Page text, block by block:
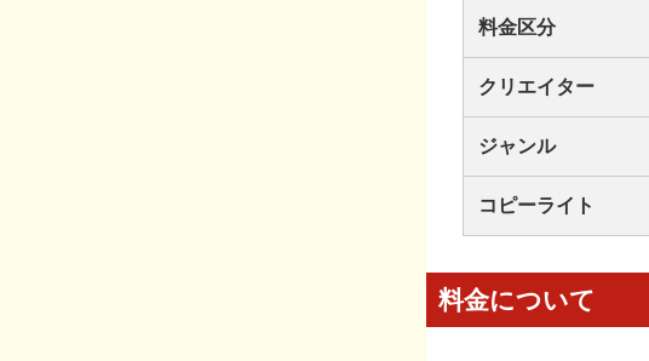
料金区分
クリエイター
ジャンル
コピーライト
料金について